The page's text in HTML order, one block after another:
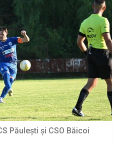
Păulești și CSO Băicoi